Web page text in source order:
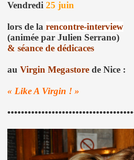
Vendredi 25 juin
lors de la rencontre-interview
(animée par Julien Serrano)
& séance de dédicaces
au Virgin Megastore de Nice :
« Like A Virgin ! »
dans "TRIBU MOVE" numero
2022, film de GERARD